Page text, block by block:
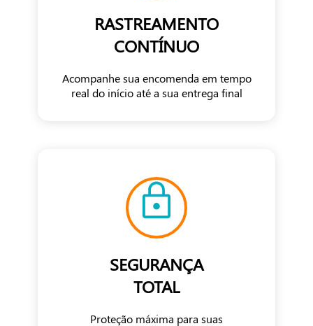
RASTREAMENTO
CONTÍNUO
Acompanhe sua encomenda em tempo
real do início até a sua entrega final
SEGURANÇA
TOTAL
Proteção máxima para suas